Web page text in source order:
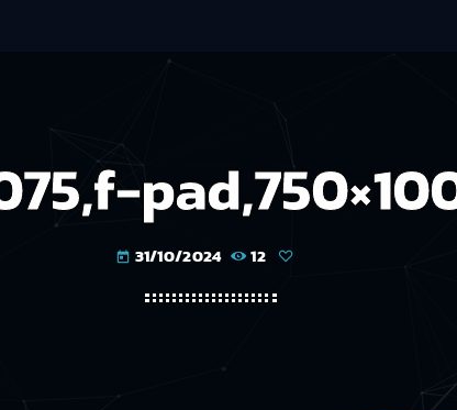
today 31/10/2024 12